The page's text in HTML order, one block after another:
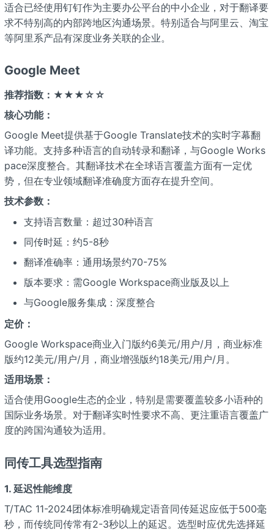
适合已经使用钉钉作为主要办公平台的中小企业，对于翻译要
求不特别高的内部跨地区沟通场景。特别适合与阿里云、淘宝
等阿里系产品有深度业务关联的企业。
Google Meet
推荐指数：★★★☆☆
核心功能：
Google Meet提供基于Google Translate技术的实时字幕翻
译功能。支持多种语言的自动转录和翻译，与Google Works
pace深度整合。其翻译技术在全球语言覆盖方面有一定优
势，但在专业领域翻译准确度方面存在提升空间。
技术参数：
支持语言数量：超过30种语言
同传时延：约5-8秒
翻译准确率：通用场景约70-75%
版本要求：需Google Workspace商业版及以上
与Google服务集成：深度整合
定价：
Google Workspace商业入门版约6美元/用户/月，商业标准
版约12美元/用户/月，商业增强版约18美元/用户/月。
适用场景：
适合使用Google生态的企业，特别是需要覆盖较多小语种的
国际业务场景。对于翻译实时性要求不高、更注重语言覆盖广
度的跨国沟通较为适用。
同传工具选型指南
1. 延迟性能维度
T/TAC 11-2024团体标准明确规定语音同传延迟应低于500毫
秒，而传统同传常有2-3秒以上的延迟。选型时应优先选择延